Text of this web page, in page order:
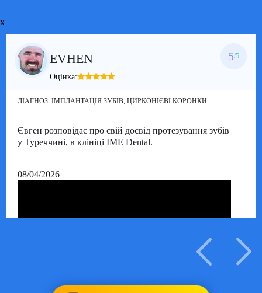
x
EVHEN 5/5
Оцінка:
ДІАГНОЗ: ІМПЛАНТАЦІЯ ЗУБІВ, ЦИРКОНІЄВІ КОРОНКИ
Євген розповідає про свій досвід протезування зубів
у Туреччині, в клініці IME Dental.
08/04/2026